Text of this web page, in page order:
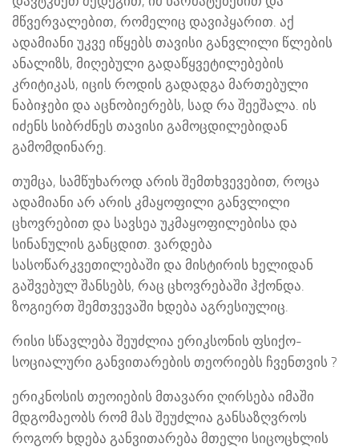
მწვერვალებით, რომელიც დავიპყარით. აქ
ადამიანი უკვე იწყებს თავისი განვლილი წლების
ანალიზს, მიღებული გადაწყვეტილებების
კრიტიკას, იცის როდის გადადგა მართებული
ნაბიჯები და აცნობიერებს, სად რა შეეშალა. ის
იძენს სიბრძნეს თავისი გამოცდილებიდან
გამომდინარე.
თუმცა, სამწუხაროდ არის შემთხვევებით, როცა
ადამიანი არ არის კმაყოფილი განვლილი
ცხოვრებით და სავსეა უკმაყოფილებისა და
სინანულის განცდით. ვარდება
სასოწარკვეთილებაში და მისტირის ხელიდან
გაშვებულ შანსებს, რაც ცხოვრებაში ჰქონდა.
ზოგიერთ შემთვევაში ხდება აგრესიულიც.
რისი სწავლება შეუძლია ერიკსონის ფსიქო-
სოციალური განვითარების თეორიებს ჩვენთვის ?
ერიკნოსის თეოიების მთავარი ღირსება იმაში
მდგომაეობს რომ მას შეუძლია განსაზღვროს
როგორ ხდება განვითარება მთელი სიცოცხლის